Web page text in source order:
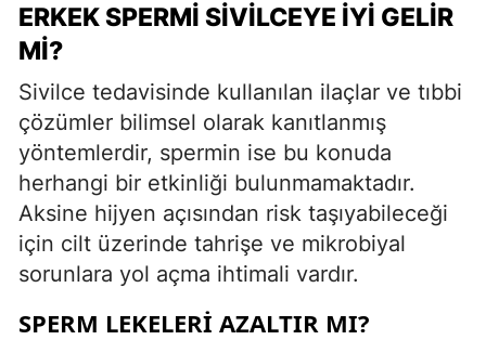
ERKEK SPERMI SIVILCEYE İYI GELIR
MI?
Sivilce tedavisinde kullanılan ilaçlar ve tıbbi
çözümler bilimsel olarak kanıtlanmış
yöntemlerdir, spermin ise bu konuda
herhangi bir etkinliği bulunmamaktadır.
Aksine hijyen açısından risk taşıyabileceği
için cilt üzerinde tahrişe ve mikrobiyal
sorunlara yol açma ihtimali vardır.
SPERM LEKELERI AZALTIR MI?